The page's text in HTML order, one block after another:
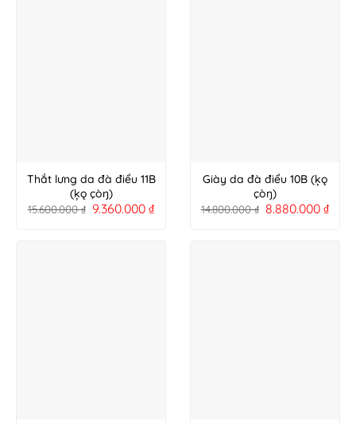
Thắt lưng da đà điểu 11B
(ķǫ çòŋ)
15.600.000₫ 9.360.000₫
Giày da đà điểu 10B (ķǫ
çòŋ)
14.800.000₫ 8.880.000₫